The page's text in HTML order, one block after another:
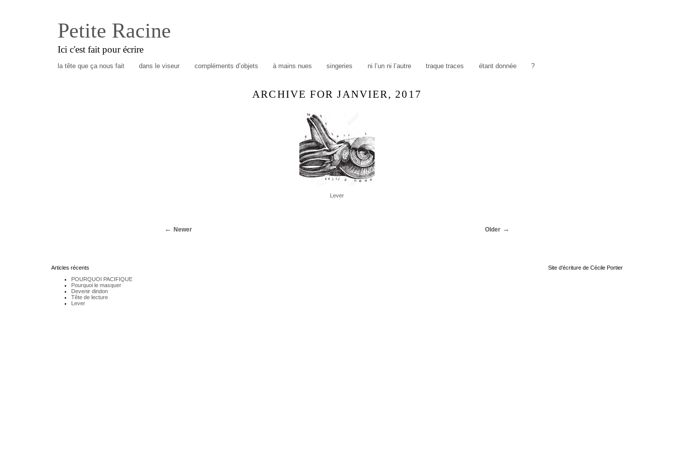
Petite Racine
Ici c'est fait pour écrire
la tête que ça nous fait dans le viseur compléments d’objets à mains nues singeries ni l’un ni l’autre traque traces étant donnée ?
ARCHIVE FOR JANVIER, 2017
Lever
Newer Older
Articles récents
POURQUOI PACIFIQUE
Pourquoi le masquer
Devenir dindon
Tête de lecture
Lever
Site d’écriture de Cécile Portier